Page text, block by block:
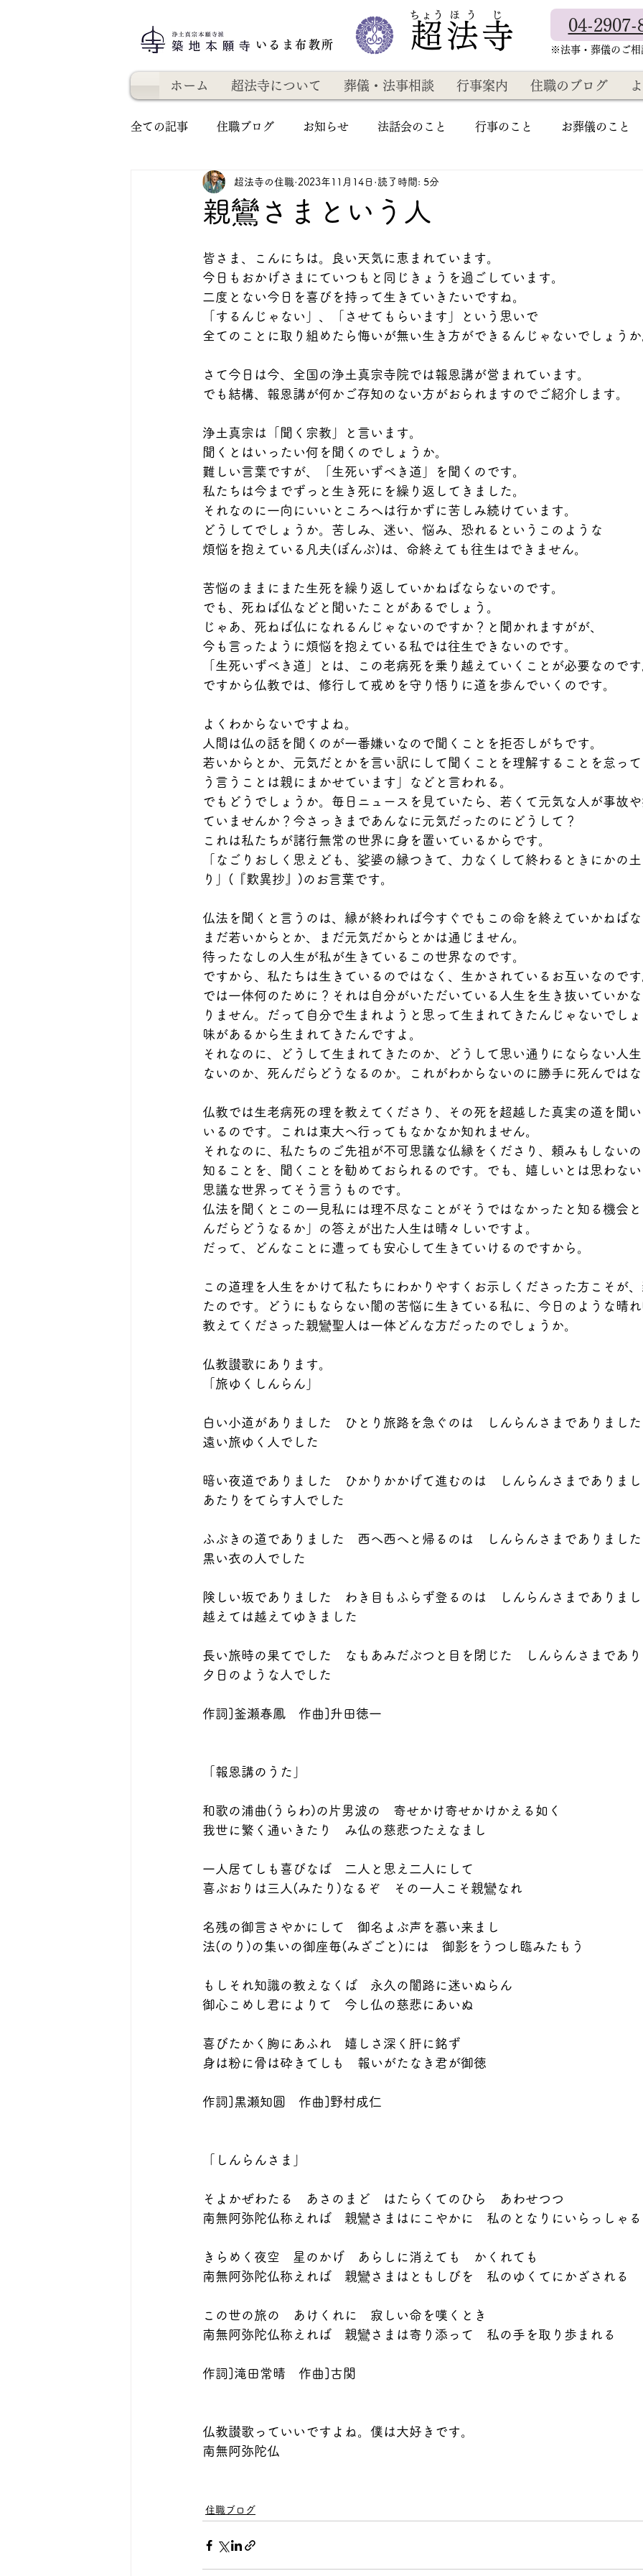
いるま布教所 超法寺
​ちょう ほ う じ
04-2907-
​※法事・葬儀のご相
ホーム 超法寺について 葬儀・法事相談 行事案内 住職のブログ
全ての記事 住職ブログ お知らせ 法話会のこと 行事のこと お葬儀のこと
親鸞さまという人
超法寺の住職 2023年11月14日 読了時間: 5分
皆さま、こんにちは。良い天気に恵まれています。
今日もおかげさまにていつもと同じきょうを過ごしています。
二度とない今日を喜びを持って生きていきたいですね。
「するんじゃない」、「させてもらいます」という思いで
全てのことに取り組めたら悔いが無い生き方ができるんじゃないでしょう
さて今日は今、全国の浄土真宗寺院では報恩講が営まれています。
でも結構、報恩講が何かご存知のない方がおられますのでご紹介します。
浄土真宗は「聞く宗教」と言います。
聞くとはいったい何を聞くのでしょうか。
難しい言葉ですが、「生死いずべき道」を聞くのです。
私たちは今までずっと生き死にを繰り返してきました。
それなのに一向にいいところへは行かずに苦しみ続けています。
どうしてでしょうか。苦しみ、迷い、悩み、恐れるというこのような
煩悩を抱えている凡夫(ぼんぶ)は、命終えても往生はできません。
苦悩のままにまた生死を繰り返していかねばならないのです。
でも、死ねば仏などと聞いたことがあるでしょう。
じゃあ、死ねば仏になれるんじゃないのですか？と聞かれますがが、
今も言ったように煩悩を抱えている私では往生できないのです。
「生死いずべき道」とは、この老病死を乗り越えていくことが必要なので
ですから仏教では、修行して戒めを守り悟りに道を歩んでいくのです。
よくわからないですよね。
人間は仏の話を聞くのが一番嫌いなので聞くことを拒否しがちです。
若いからとか、元気だとかを言い訳にして聞くことを理解することを怠っ
う言うことは親にまかせています」などと言われる。
でもどうでしょうか。毎日ニュースを見ていたら、若くて元気な人が事故
ていませんか？今さっきまであんなに元気だったのにどうして？
これは私たちが諸行無常の世界に身を置いているからです。
「なごりおしく思えども、娑婆の縁つきて、力なくして終わるときにかの
り」(『歎異抄』)のお言葉です。
仏法を聞くと言うのは、縁が終われば今すぐでもこの命を終えていかねば
まだ若いからとか、まだ元気だからとかは通じません。
待ったなしの人生が私が生きているこの世界なのです。
ですから、私たちは生きているのではなく、生かされているお互いなので
では一体何のために？それは自分がいただいている人生を生き抜いていか
りません。だって自分で生まれようと思って生まれてきたんじゃないでし
味があるから生まれてきたんですよ。
それなのに、どうして生まれてきたのか、どうして思い通りにならない人
ないのか、死んだらどうなるのか。これがわからないのに勝手に死んでは
仏教では生老病死の理を教えてくださり、その死を超越した真実の道を聞
いるのです。これは東大へ行ってもなかなか知れません。
それなのに、私たちのご先祖が不可思議な仏縁をくださり、頼みもしない
知ることを、聞くことを勧めておられるのです。でも、嬉しいとは思わな
思議な世界ってそう言うものです。
仏法を聞くとこの一見私には理不尽なことがそうではなかったと知る機会
んだらどうなるか」の答えが出た人生は晴々しいですよ。
だって、どんなことに遭っても安心して生きていけるのですから。
この道理を人生をかけて私たちにわかりやすくお示しくださった方こそが
たのです。どうにもならない闇の苦悩に生きている私に、今日のような晴
教えてくださった親鸞聖人は一体どんな方だったのでしょうか。
仏教讃歌にあります。
「旅ゆくしんらん」
白い小道がありました　ひとり旅路を急ぐのは　しんらんさまでありました
遠い旅ゆく人でした
暗い夜道でありました　ひかりかかげて進むのは　しんらんさまでありま
あたりをてらす人でした
ふぶきの道でありました　西へ西へと帰るのは　しんらんさまでありました
黒い衣の人でした
険しい坂でありました　わき目もふらず登るのは　しんらんさまでありま
越えては越えてゆきました
長い旅時の果てでした　なもあみだぶつと目を閉じた　しんらんさまであ
夕日のような人でした
作詞]釜瀬春鳳　作曲]升田徳一
「報恩講のうた」
和歌の浦曲(うらわ)の片男波の　寄せかけ寄せかけかえる如く
我世に繁く通いきたり　み仏の慈悲つたえなまし
一人居てしも喜びなば　二人と思え二人にして
喜ぶおりは三人(みたり)なるぞ　その一人こそ親鸞なれ
名残の御言さやかにして　御名よぶ声を慕い来まし
法(のり)の集いの御座毎(みざごと)には　御影をうつし臨みたもう
もしそれ知識の教えなくば　永久の闇路に迷いぬらん
御心こめし君によりて　今し仏の慈悲にあいぬ
喜びたかく胸にあふれ　嬉しさ深く肝に銘ず
身は粉に骨は砕きてしも　報いがたなき君が御徳
作詞]黒瀬知圓　作曲]野村成仁
「しんらんさま」
そよかぜわたる　あさのまど　はたらくてのひら　あわせつつ
南無阿弥陀仏称えれば　親鸞さまはにこやかに　私のとなりにいらっしゃる
きらめく夜空　星のかげ　あらしに消えても　かくれても
南無阿弥陀仏称えれば　親鸞さまはともしびを　私のゆくてにかざされる
この世の旅の　あけくれに　寂しい命を嘆くとき
南無阿弥陀仏称えれば　親鸞さまは寄り添って　私の手を取り歩まれる
作詞]滝田常晴　作曲]古関
仏教讃歌っていいですよね。僕は大好きです。
南無阿弥陀仏
住職ブログ